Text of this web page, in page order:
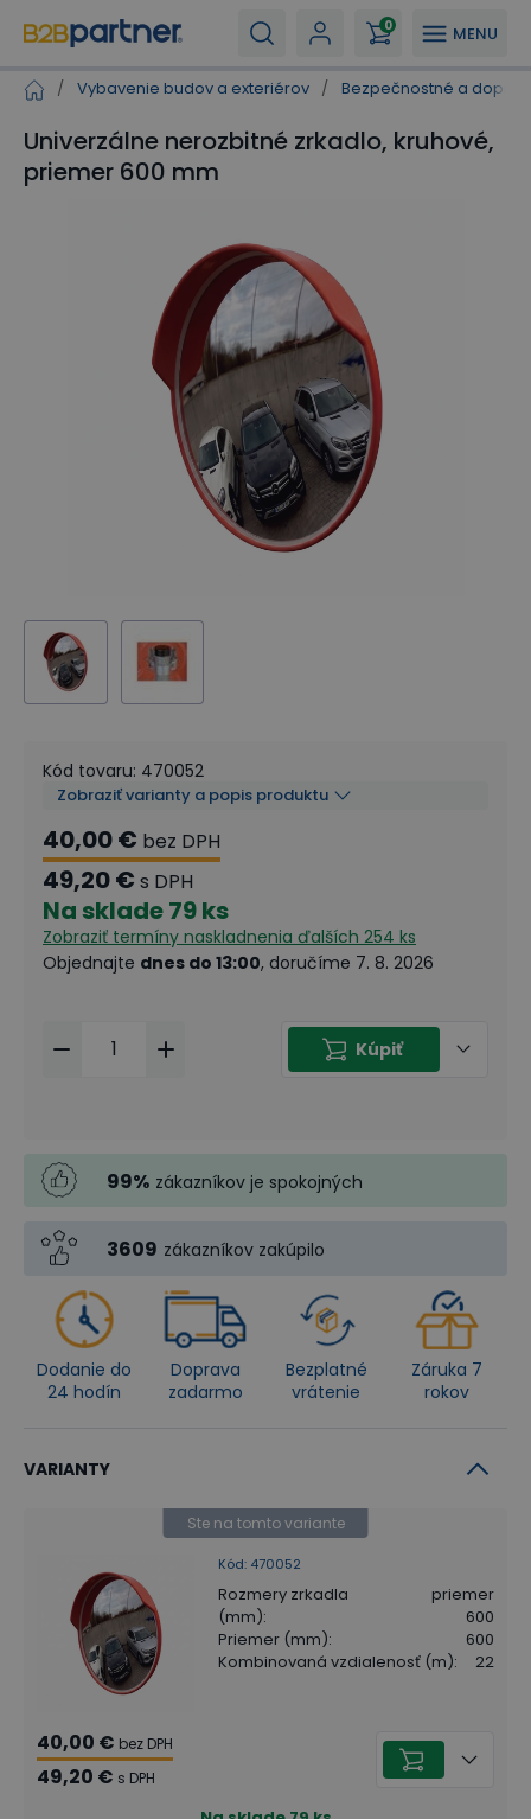
MENU
0
/ Vybavenie budov a exteriérov / Bezpečnostné a
Univerzálne nerozbitné zrkadlo, kruhové,
priemer 600 mm
Kód tovaru: 470052
Zobraziť varianty a popis produktu
40,00 € bez DPH
49,20 € s DPH
Na sklade79 ks
Zobraziť termíny naskladnenia ďalších 254 ks
Objednajte dnes do 13:00, doručíme 7. 8. 2026
Kúpiť
99% zákazníkov je spokojných
3609 zákazníkov zakúpilo
Dodanie do
24 hodín
Doprava
zadarmo
Bezplatné
vrátenie
Záruka 7
rokov
VARIANTY
Kód: 470052
Ste na tomto variante
Rozmery zrkadla
(mm):
priemer
600
Priemer (mm):
600
Kombinovaná vzdialenosť (m): 22
40,00 € bez DPH
49,20 € s DPH